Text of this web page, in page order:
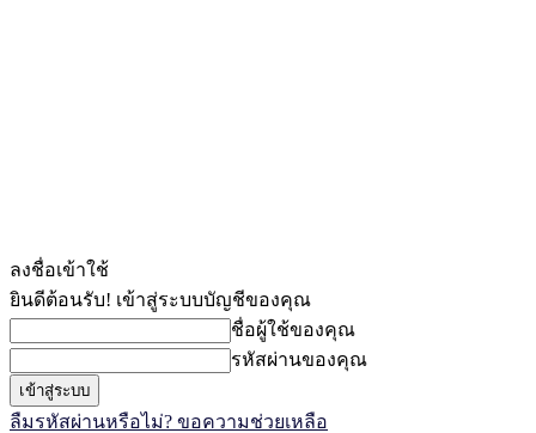
ลงชื่อเข้าใช้
ยินดีต้อนรับ! เข้าสู่ระบบบัญชีของคุณ
ชื่อผู้ใช้ของคุณ
รหัสผ่านของคุณ
ลืมรหัสผ่านหรือไม่? ขอความช่วยเหลือ